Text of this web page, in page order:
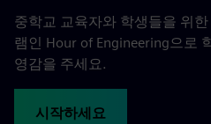
중학교 교육자와 학생들을 위한
램인 Hour of Engineering으로
영감을 주세요.
시작하세요